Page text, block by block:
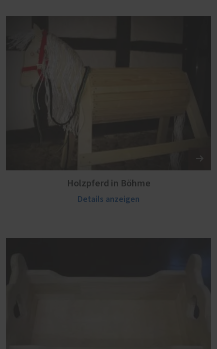
Holzpferd in Böhme
Details anzeigen